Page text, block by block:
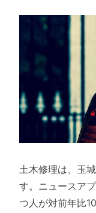
土木修理は、玉
す。ニュースア
つ人が対前年比